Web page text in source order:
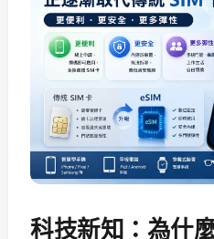
科技新知：為什